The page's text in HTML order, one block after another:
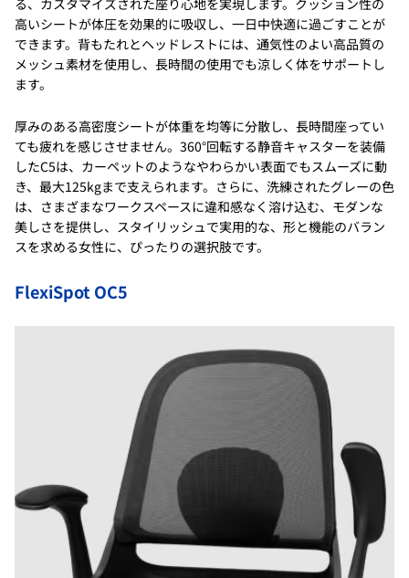
高いシートが体圧を効果的に吸収し、一日中快適に過ごすことが
できます。背もたれとヘッドレストには、通気性のよい高品質の
メッシュ素材を使用し、長時間の使用でも涼しく体をサポートし
ます。
厚みのある高密度シートが体重を均等に分散し、長時間座ってい
ても疲れを感じさせません。360°回転する静音キャスターを装備
したC5は、カーペットのようなやわらかい表面でもスムーズに動
き、最大125kgまで支えられます。さらに、洗練されたグレーの色
は、さまざまなワークスペースに違和感なく溶け込む、モダンな
美しさを提供し、スタイリッシュで実用的な、形と機能のバラン
スを求める女性に、ぴったりの選択肢です。
FlexiSpot OC5